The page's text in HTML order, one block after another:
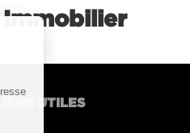
Immobilier
LIENS UTILES